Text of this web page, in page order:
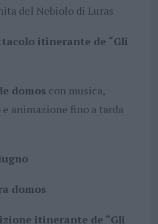
del Nebiolo di Luras
itinerante de “Gli
domos con musica,
animazione fino a tarda
domos
itinerante de “Gli